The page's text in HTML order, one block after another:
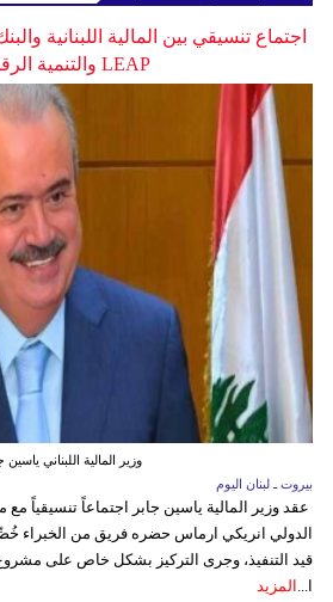
اجتماع تنسيقي بين المالية اللبنانية
LEAP والتنمية الرقمية
وزير المالية اللبناني ياسين
بيروت ـ لبنان اليوم
عقد وزير المالية ياسين جابر اجتماعاً تنسيقياً
الدولي انريكي ارماس حضره فريق من الخبراء
ا...
المزيد